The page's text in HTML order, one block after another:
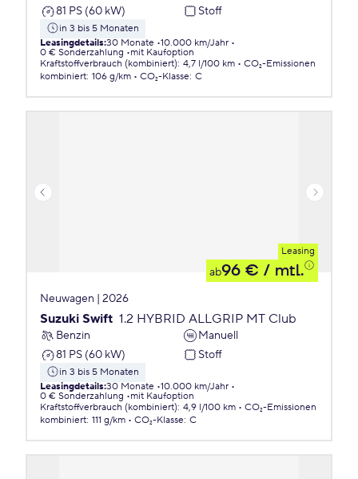
81 PS (60 kW)
Stoff
in 3 bis 5 Monaten
Leasingdetails:30 Monate 10.000 km/Jahr
0 € Sonderzahlung
mit Kaufoption
Kraftstoffverbrauch (kombiniert): 4,7 l/100 km
CO₂-Emissionen
kombiniert: 106 g/km CO₂-Klasse: C
Leasing
ab96 € / mtl.
Neuwagen | 2026
Suzuki Swift 1.2 HYBRID ALLGRIP MT Club
Benzin
Manuell
81 PS (60 kW)
Stoff
in 3 bis 5 Monaten
Leasingdetails:30 Monate 10.000 km/Jahr
0 € Sonderzahlung
mit Kaufoption
Kraftstoffverbrauch (kombiniert): 4,9 l/100 km
CO₂-Emissionen
kombiniert: 111 g/km CO₂-Klasse: C